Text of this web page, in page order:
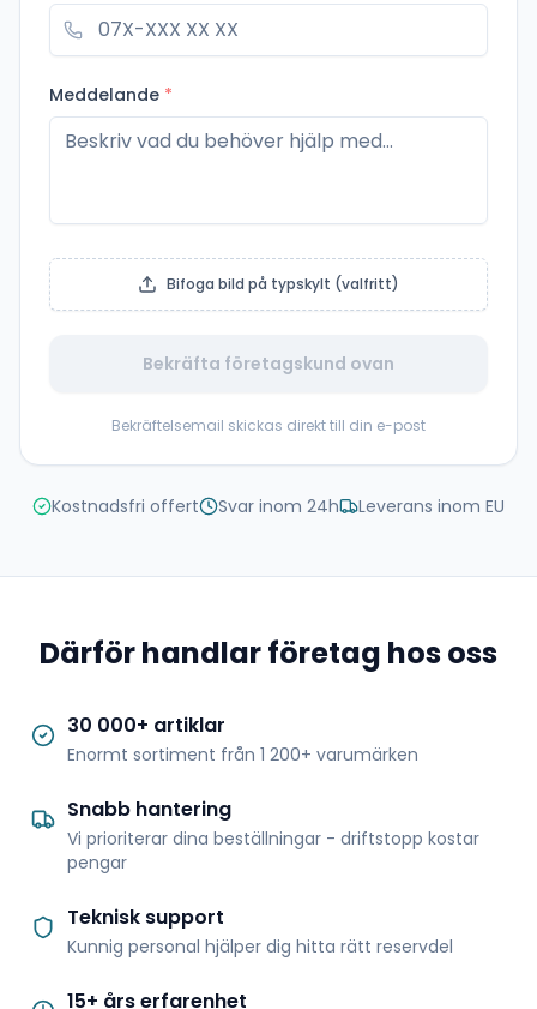
Meddelande *
Bifoga bild på typskylt (valfritt)
Bekräfta företagskund ovan
Bekräftelsemail skickas direkt till din e-post
Kostnadsfri offert Svar inom 24h Leverans inom EU
Därför handlar företag hos oss
30 000+ artiklar
Enormt sortiment från 1 200+ varumärken
Snabb hantering
Vi prioriterar dina beställningar - driftstopp kostar
pengar
Teknisk support
Kunnig personal hjälper dig hitta rätt reservdel
15+ års erfarenhet